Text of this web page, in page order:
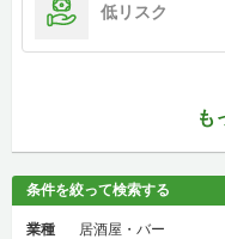
低リスク
も
条件を絞って検索する
業種
居酒屋・バー